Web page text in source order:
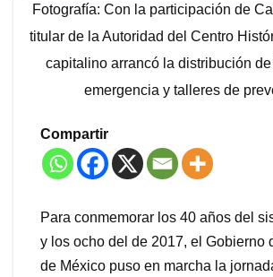
Fotografía: Con la participación de
titular de la Autoridad del Centro
capitalino arrancó la distribución
emergencia y talleres de
Compartir
Para conmemorar los 40 años del
y los ocho del de 2017, el Gobierno
de México puso en marcha la